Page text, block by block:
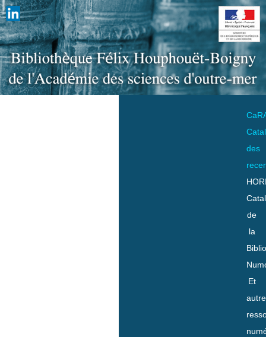
des
de
la
Et